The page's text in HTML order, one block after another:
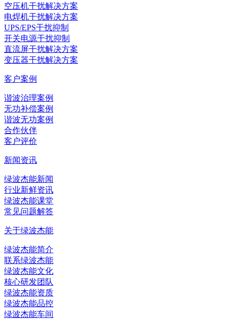
空压机干扰解决方案
电焊机干扰解决方案
UPS/EPS干扰抑制
开关电源干扰抑制
直流屏干扰解决方案
变压器干扰解决方案
客户案例
谐波治理案例
无功补偿案例
谐波无功案例
合作伙伴
客户评价
新闻资讯
绿波杰能新闻
行业新鲜资讯
绿波杰能课堂
常见问题解答
关于绿波杰能
绿波杰能简介
联系绿波杰能
绿波杰能文化
核心研发团队
绿波杰能资质
绿波杰能品控
绿波杰能车间